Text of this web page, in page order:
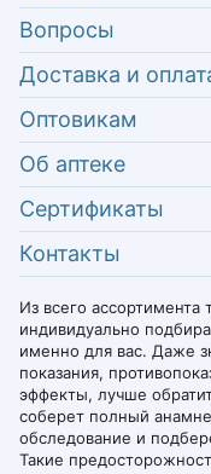
Вопросы
Доставка и
Оптовикам
Об аптеке
Сертификаты
Контакты
Из всего ассортимента
индивидуально
именно для вас. Даже
показания,
эффекты, лучше
соберет полный
обследование и
Такие